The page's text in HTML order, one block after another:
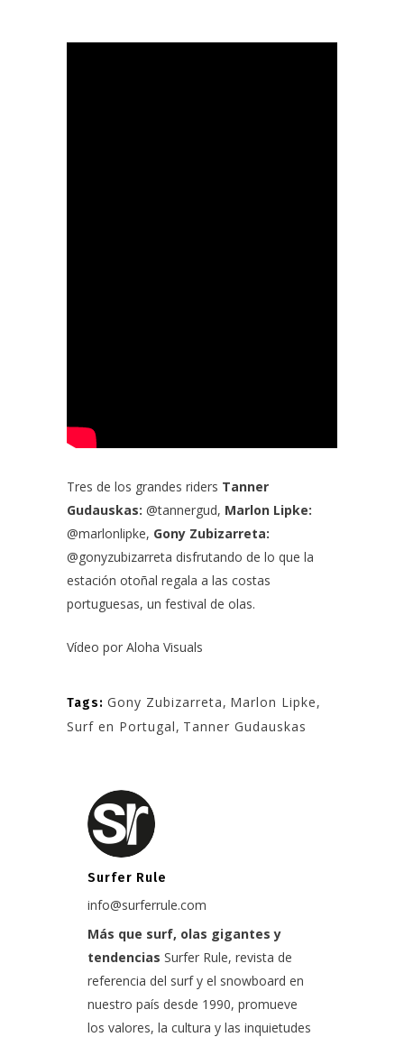
Tres de los grandes riders Tanner
Gudauskas: @tannergud, Marlon Lipke:
@marlonlipke, Gony Zubizarreta:
@gonyzubizarreta disfrutando de lo que la
estación otoñal regala a las costas
portuguesas, un festival de olas.
Vídeo por Aloha Visuals
Tags: Gony Zubizarreta, Marlon Lipke,
Surf en Portugal, Tanner Gudauskas
Surfer Rule
info@surferrule.com
Más que surf, olas gigantes y
tendencias Surfer Rule, revista de
referencia del surf y el snowboard en
nuestro país desde 1990, promueve
los valores, la cultura y las inquietudes